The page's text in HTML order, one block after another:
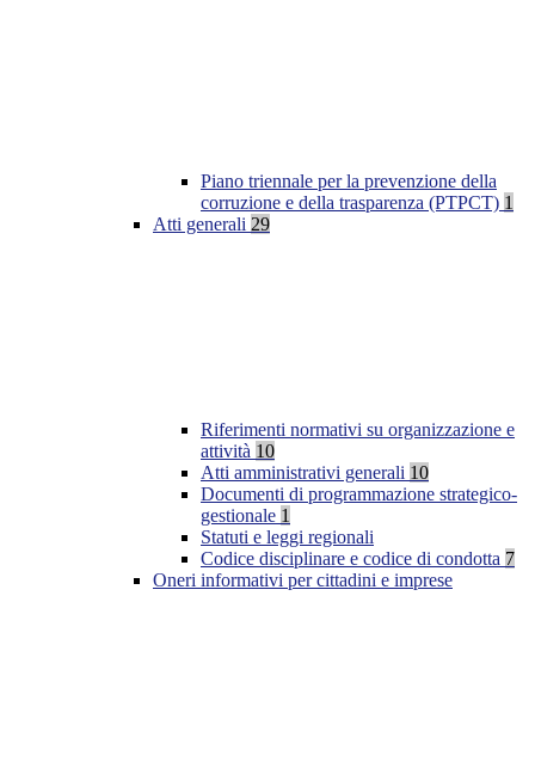
Piano triennale per la prevenzione della
corruzione e della trasparenza (PTPCT) 1
Atti generali 29
Riferimenti normativi su organizzazione e
attività 10
Atti amministrativi generali 10
Documenti di programmazione strategico-
gestionale 1
Statuti e leggi regionali
Codice disciplinare e codice di condotta 7
Oneri informativi per cittadini e imprese